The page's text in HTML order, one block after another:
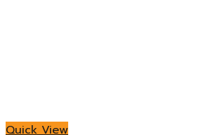
Quick View